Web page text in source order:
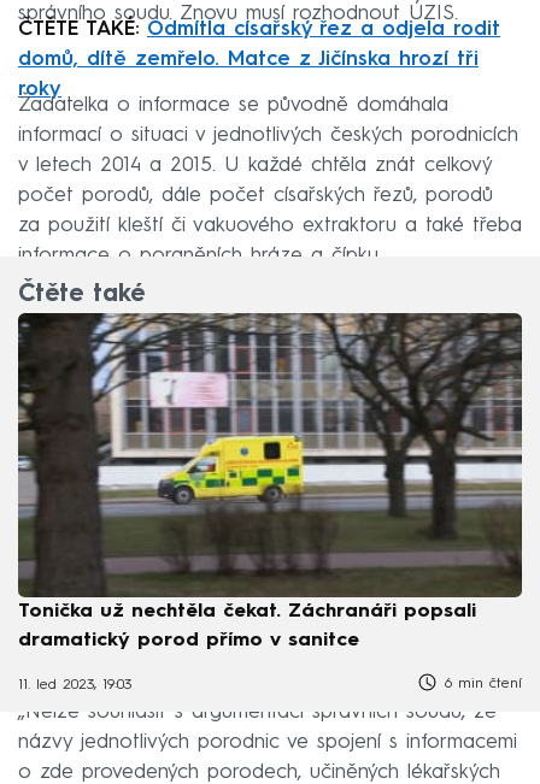
správního soudu. Znovu musí rozhodnout ÚZIS.
ČTĚTE TAKÉ: Odmítla císařský řez a odjela rodit
domů, dítě zemřelo. Matce z Jičínska hrozí tři
roky
Žadatelka o informace se původně domáhala
informací o situaci v jednotlivých českých porodnicích
v letech 2014 a 2015. U každé chtěla znát celkový
počet porodů, dále počet císařských řezů, porodů
za použití kleští či vakuového extraktoru a také třeba
informace o poraněních hráze a čípku.
Čtěte také
Tonička už nechtěla čekat. Záchranáři popsali
dramatický porod přímo v sanitce
11. led 2023, 19:03 6 min čtení
„Nelze souhlasit s argumentací správních soudů, že
názvy jednotlivých porodnic ve spojení s informacemi
o zde provedených porodech, učiněných lékařských